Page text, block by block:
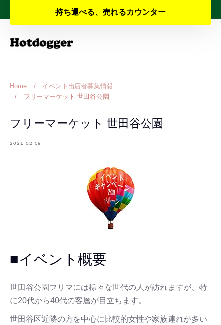
to
夏季休業と納期のお知らせ
Home /
イベント出店者募集情報
/
フリーマーケット 世田谷公園
フリーマーケット 世田谷公園
2021-02-08
■イベント概要
世田谷公園フリマには様々な世代の人が訪れますが、特
に20代から40代の客層が目立ちます。
世田谷区近隣の方を中心に比較的女性や家族連れが多い
持ち運べる、売れるカウンター